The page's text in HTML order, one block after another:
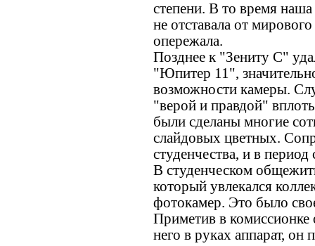
степени. В то время
не отставала от
опережала.
Позднее к "Зениту С"
"Юпитер 11",
возможности камеры.
"верой и правдой"
были сделаны многие
слайдовых цветных.
студенчества, и в
В студенческом
который увлекался
фотокамер. Это было
Приметив в
него в руках аппарат, он